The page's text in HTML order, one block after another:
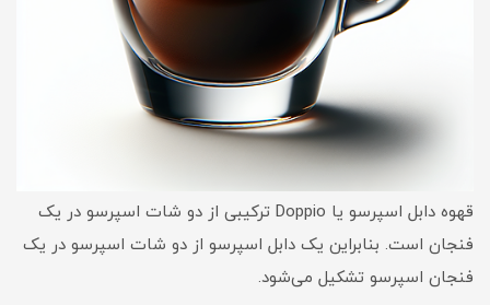
قهوه دابل اسپرسو یا Doppio ترکیبی از دو شات اسپرسو در یک
فنجان است. بنابراین یک دابل اسپرسو از دو شات اسپرسو در یک
فنجان اسپرسو تشکیل می‌شود.